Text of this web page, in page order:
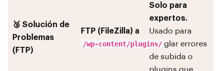
🥉 Solución de
Problemas
(FTP)
FTP (FileZilla) a
/wp-content/plugins/
Solo para
expertos.
Usado para
arreglar errores
de subida o